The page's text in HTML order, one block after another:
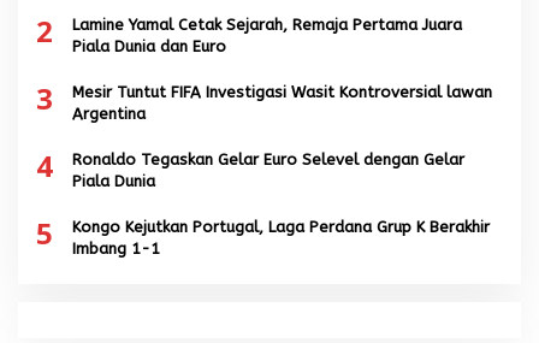
2
Lamine Yamal Cetak Sejarah, Remaja Pertama Juara
Piala Dunia dan Euro
3
Mesir Tuntut FIFA Investigasi Wasit Kontroversial lawan
Argentina
4
Ronaldo Tegaskan Gelar Euro Selevel dengan Gelar
Piala Dunia
5
Kongo Kejutkan Portugal, Laga Perdana Grup K Berakhir
Imbang 1-1